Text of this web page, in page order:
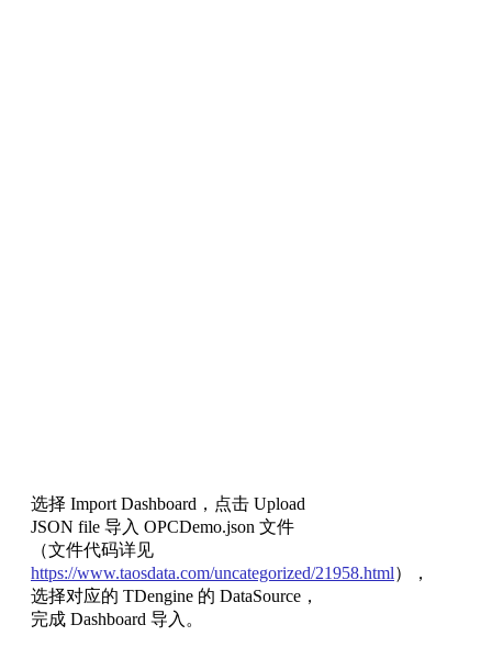
选择 Import Dashboard，点击 Upload
JSON file 导入 OPCDemo.json 文件
（文件代码详见
https://www.taosdata.com/uncategorized/21958.html），
选择对应的 TDengine 的 DataSource，
完成 Dashboard 导入。